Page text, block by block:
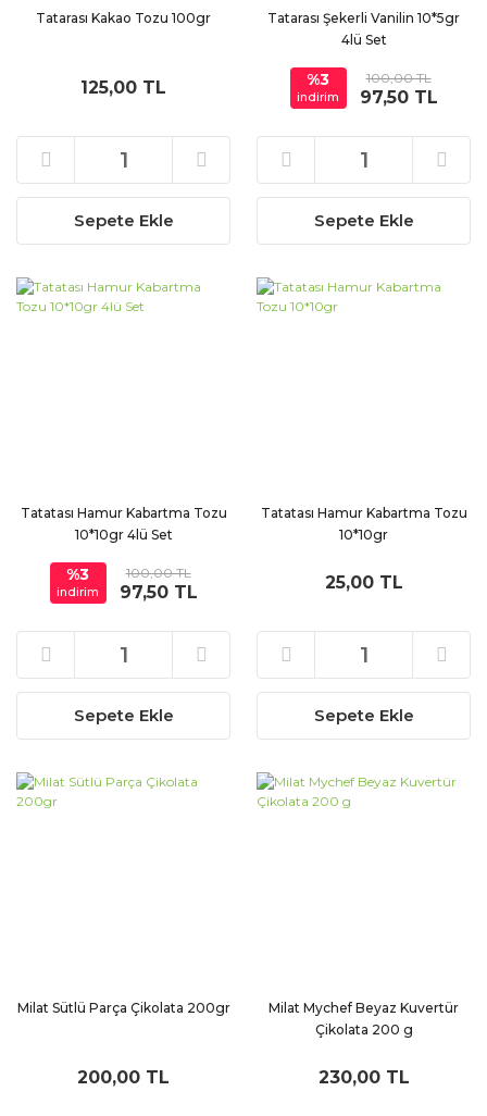
Tatarası Kakao Tozu 100gr
125,00 TL
Sepete Ekle
Tatarası Şekerli Vanilin 10*5gr
4lü Set
%3
indirim
100,00 TL
97,50 TL
Sepete Ekle
Tatatası Hamur Kabartma Tozu
10*10gr 4lü Set
%3
indirim
100,00 TL
97,50 TL
Sepete Ekle
Tatatası Hamur Kabartma Tozu
10*10gr
25,00 TL
Sepete Ekle
Milat Sütlü Parça Çikolata 200gr
200,00 TL
Milat Mychef Beyaz Kuvertür
Çikolata 200 g
230,00 TL